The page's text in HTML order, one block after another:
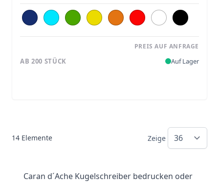
PREIS AUF ANFRAGE
AB 200 STÜCK Auf Lager
14 Elemente Zeige
Caran d´Ache Kugelschreiber bedrucken oder